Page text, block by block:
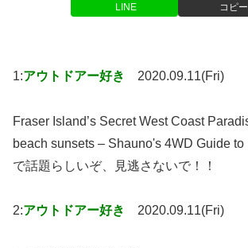
LINE コピー
1:アウトドアー好き 2020.09.11(Fri)
Fraser Island’s Secret West Coast
beach sunsets – Shauno's 4WD Guide
で話題らしいぞ、見逃さないで！！
2:アウトドアー好き 2020.09.11(Fri)